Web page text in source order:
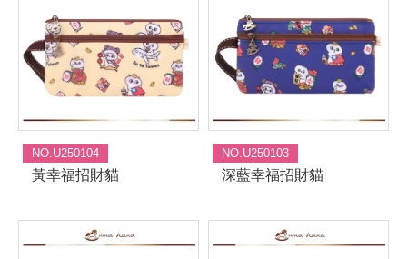
NO.U250104
黃幸福招財貓
NO.U250103
深藍幸福招財貓